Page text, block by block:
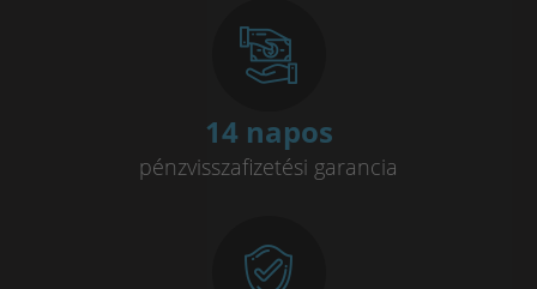
14 napos
pénzvisszafizetési garancia